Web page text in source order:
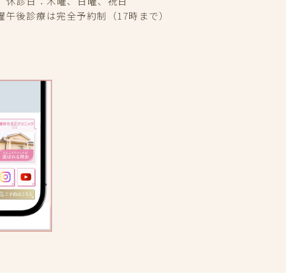
後診療は完全予約制（17時まで）